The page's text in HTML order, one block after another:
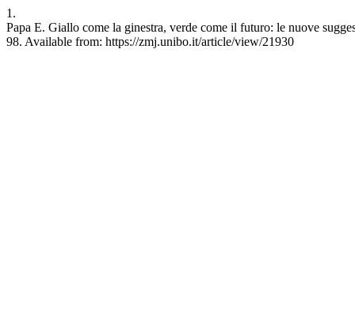
1.
Papa E. Giallo come la ginestra, verde come il futuro: le nuove
98. Available from: https://zmj.unibo.it/article/view/21930